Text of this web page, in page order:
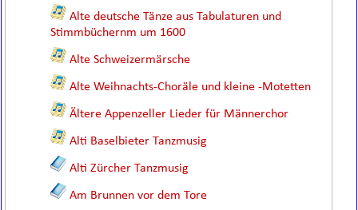
Alte deutsche Tänze aus Tabulaturen und
Stimmbüchernm um 1600
Alte Schweizermärsche
Alte Weihnachts-Choräle und kleine -Motetten
Ältere Appenzeller Lieder für Männerchor
Alti Baselbieter Tanzmusig
Alti Zürcher Tanzmusig
Am Brunnen vor dem Tore